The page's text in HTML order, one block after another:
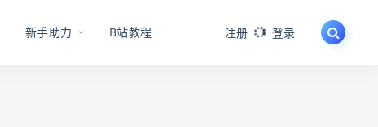
新手助力 B站教程 注册 登录